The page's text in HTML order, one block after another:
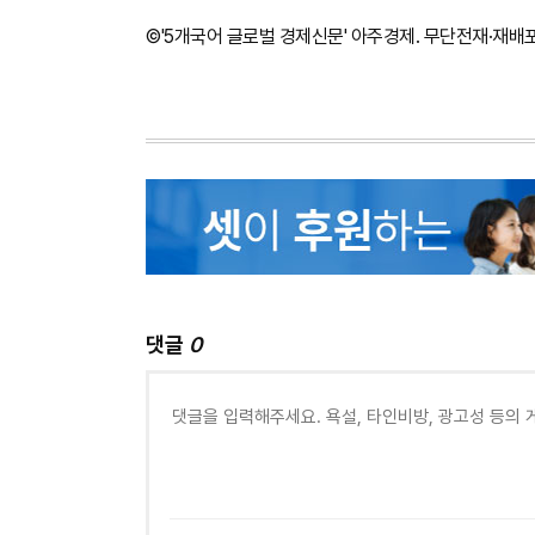
©'5개국어 글로벌 경제신문' 아주경제. 무단전재·재배
댓글 0